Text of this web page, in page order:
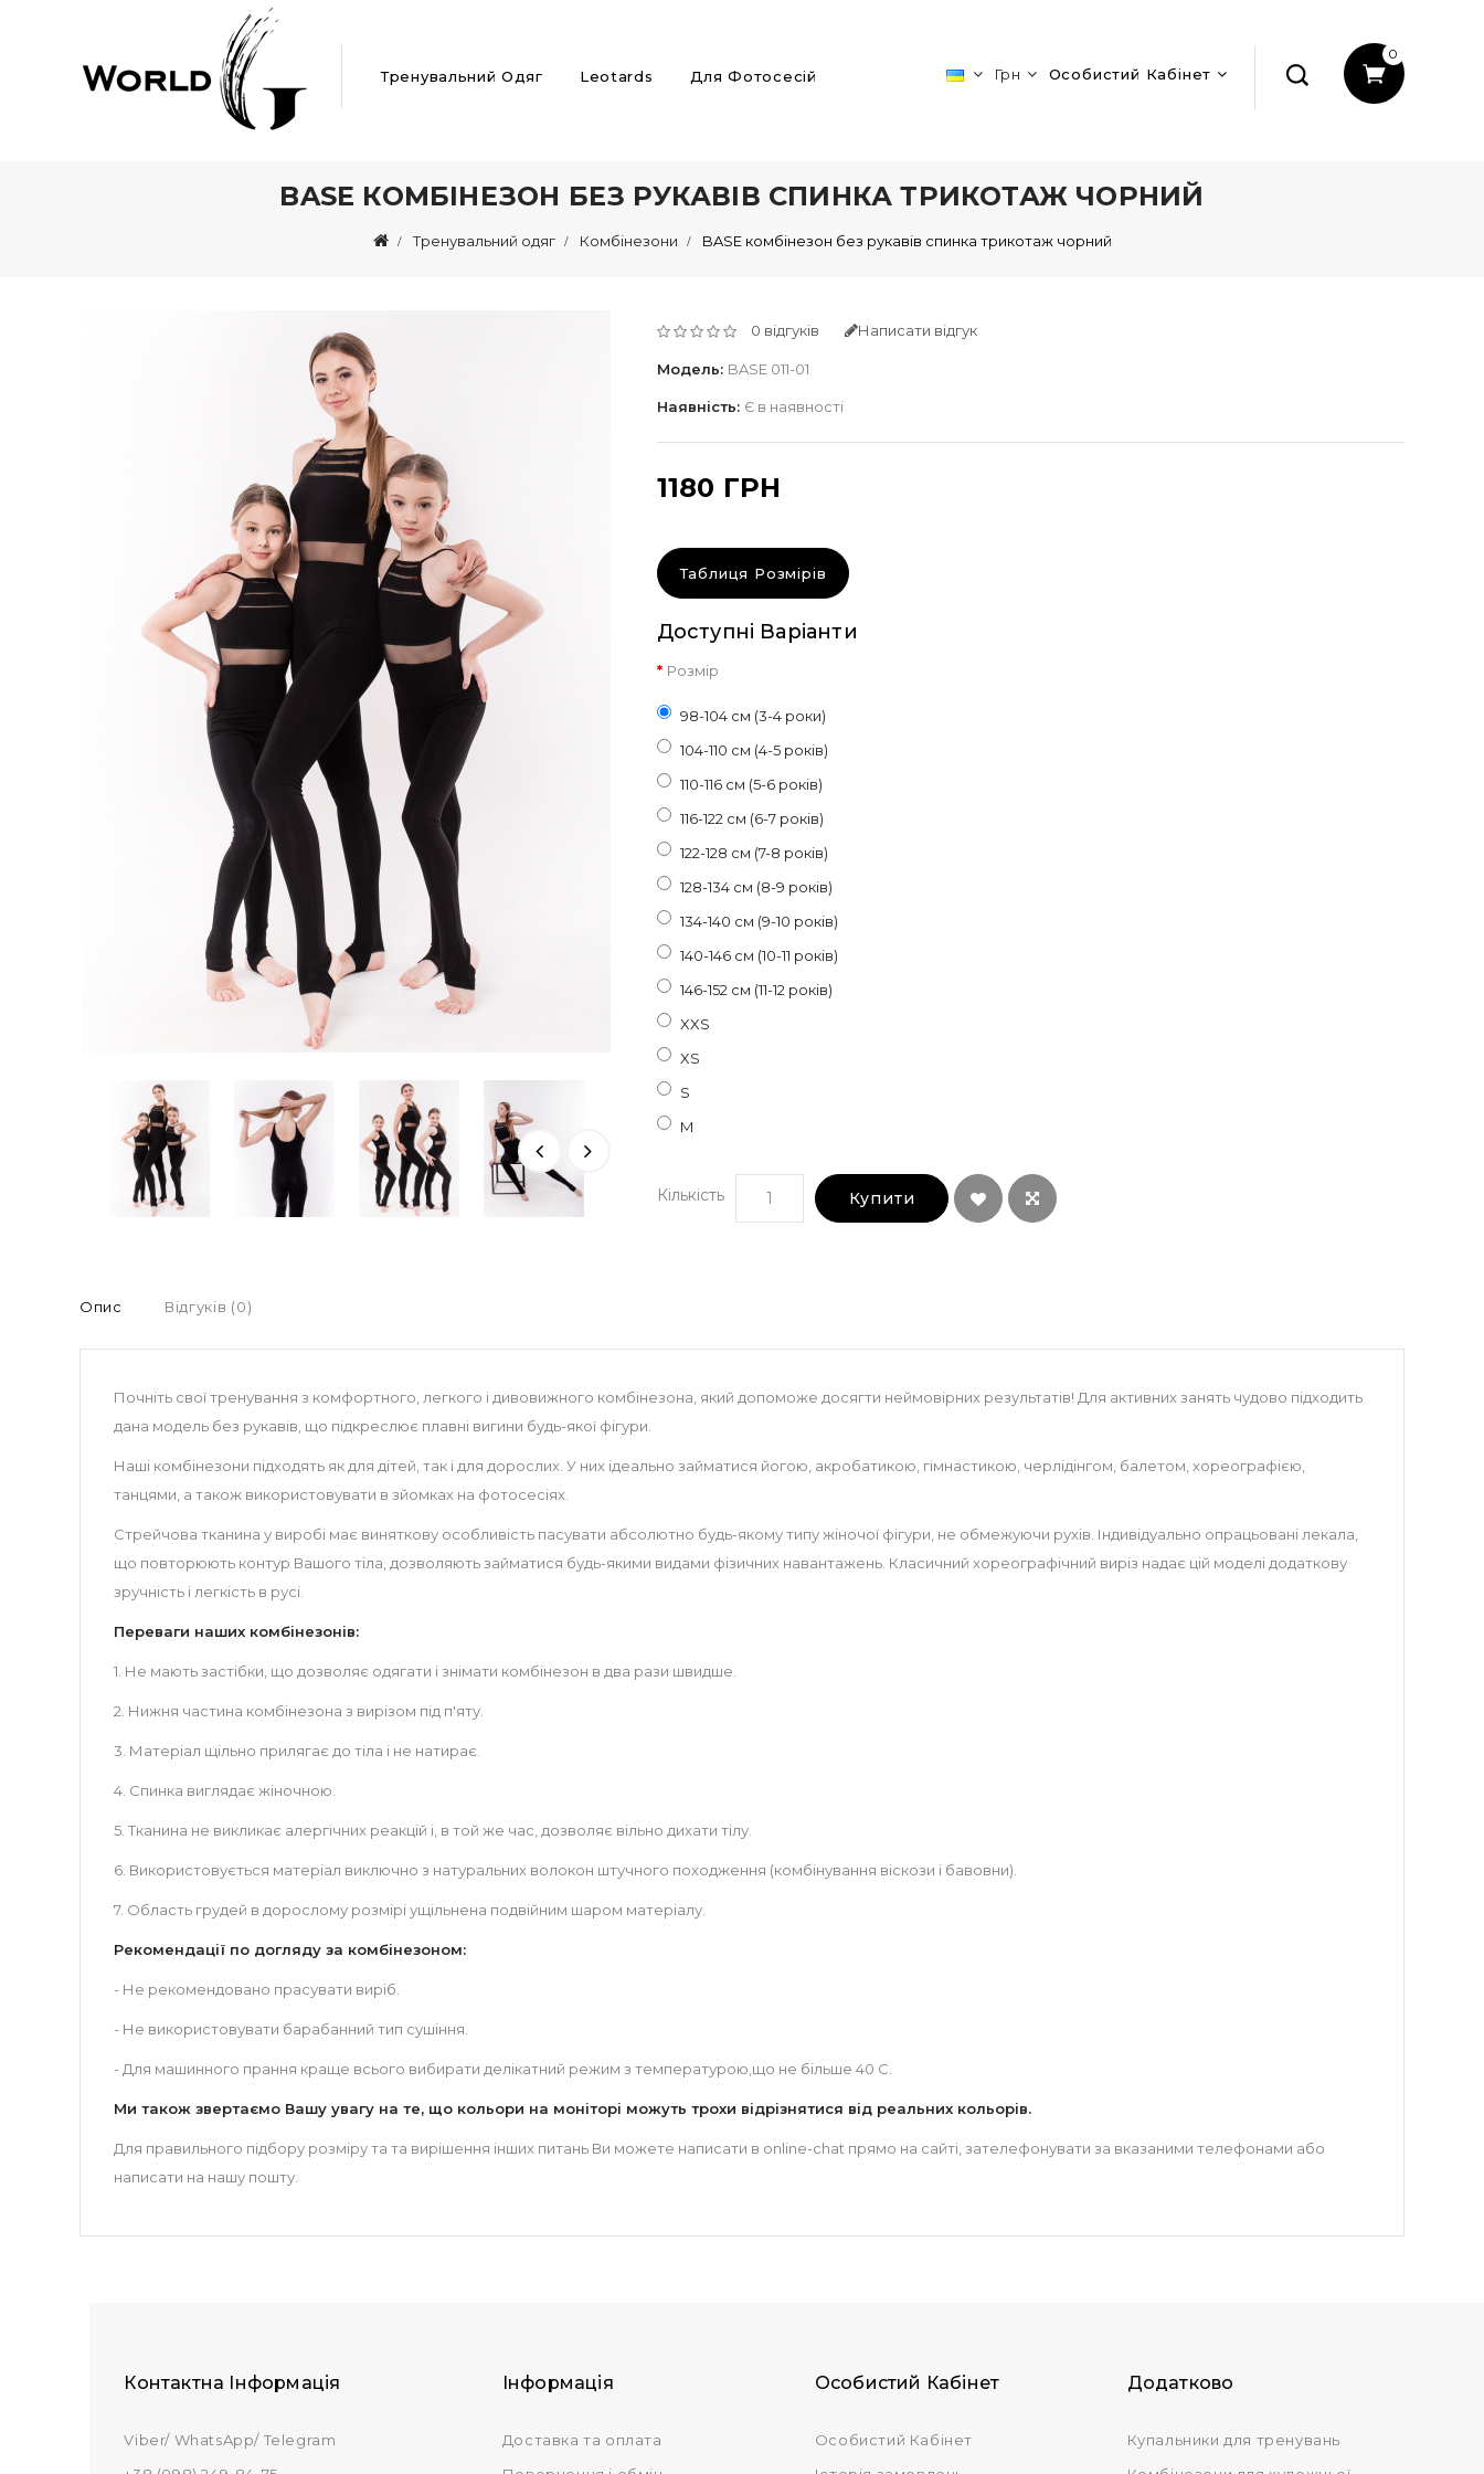
0
Особистий Кабінет
Грн
Тренувальний Одяг Leotards Для Фотосесій
BASE КОМБІНЕЗОН БЕЗ РУКАВІВ СПИНКА ТРИКОТАЖ ЧОРНИЙ
Тренувальний одяг Комбінезони BASE комбінезон без рукавів спинка трикотаж чорний
0 відгуків Написати відгук
Модель: BASE 011-01
Наявність: Є в наявності
1180 ГРН
Таблиця Розмірів
Доступні Варіанти
Розмір
98-104 см (3-4 роки)
104-110 см (4-5 років)
110-116 см (5-6 років)
116-122 см (6-7 років)
122-128 см (7-8 років)
128-134 см (8-9 років)
134-140 см (9-10 років)
140-146 см (10-11 років)
146-152 см (11-12 років)
XXS
XS
S
M
Кількість Купити
Опис Відгуків (0)
Почніть свої тренування з комфортного, легкого і дивовижного комбінезона, який допоможе досягти неймовірних результатів! Для активних занять чудово підходить
дана модель без рукавів, що підкреслює плавні вигини будь-якої фігури.
Наші комбінезони підходять як для дітей, так і для дорослих. У них ідеально займатися йогою, акробатикою, гімнастикою, черлідінгом, балетом, хореографією,
танцями, а також використовувати в зйомках на фотосесіях.
Стрейчова тканина у виробі має виняткову особливість пасувати абсолютно будь-якому типу жіночої фігури, не обмежуючи рухів. Індивідуально опрацьовані лекала,
що повторюють контур Вашого тіла, дозволяють займатися будь-якими видами фізичних навантажень. Класичний хореографічний виріз надає цій моделі додаткову
зручність і легкість в русі.
Переваги наших комбінезонів:
1. Не мають застібки, що дозволяє одягати і знімати комбінезон в два рази швидше.
2. Нижня частина комбінезона з вирізом під п'яту.
3. Матеріал щільно прилягає до тіла і не натирає.
4. Спинка виглядає жіночною.
5. Тканина не викликає алергічних реакцій і, в той же час, дозволяє вільно дихати тілу.
6. Використовується матеріал виключно з натуральних волокон штучного походження (комбінування віскози і бавовни).
7. Область грудей в дорослому розмірі ущільнена подвійним шаром матеріалу.
Рекомендації по догляду за комбінезоном:
- Не рекомендовано прасувати виріб.
- Не використовувати барабанний тип сушіння.
- Для машинного прання краще всього вибирати делікатний режим з температурою,що не більше 40 С.
Ми також звертаємо Вашу увагу на те, що кольори на моніторі можуть трохи відрізнятися від реальних кольорів.
Для правильного підбору розміру та та вирішення інших питань Ви можете написати в online-chat прямо на сайті, зателефонувати за вказаними телефонами або
написати на нашу пошту.
Контактна Інформація
Viber/ WhatsApp/ Telegram
Інформація
Доставка та оплата
Особистий Кабінет
Особистий Кабінет
Додатково
Купальники для тренувань